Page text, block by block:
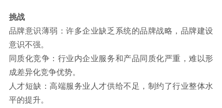
挑战
品牌意识薄弱：许多企业缺乏系统的品牌战略，品牌建设
意识不强。
同质化竞争：行业内企业服务和产品同质化严重，难以形
成差异化竞争优势。
人才短缺：高端服务业人才供给不足，制约了行业整体水
平的提升。